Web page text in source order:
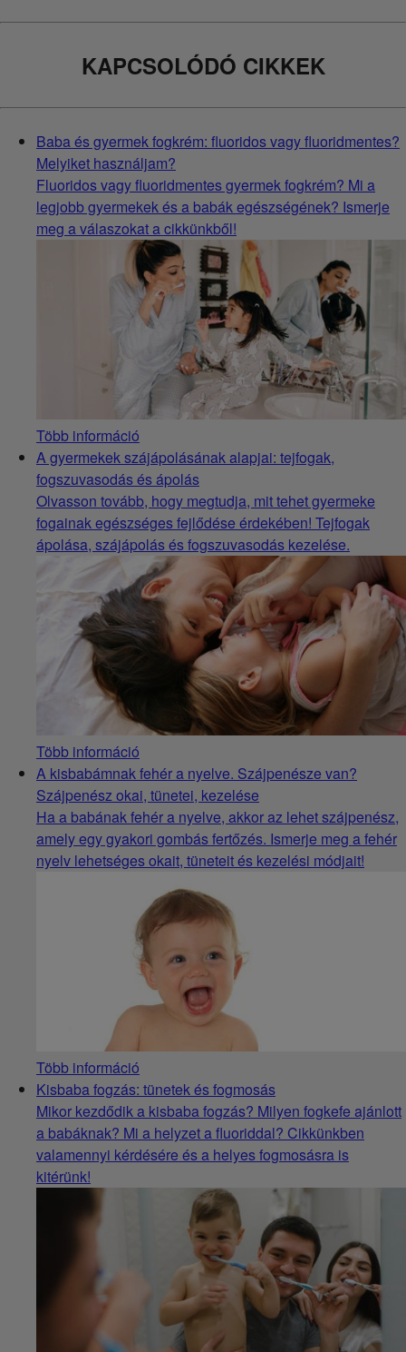
KAPCSOLÓDÓ CIKKEK
Baba és gyermek fogkrém: fluoridos vagy fluoridmentes?
Melyiket használjam?
Fluoridos vagy fluoridmentes gyermek fogkrém? Mi a
legjobb gyermekek és a babák egészségének? Ismerje
meg a válaszokat a cikkünkből!
Több információ
A gyermekek szájápolásának alapjai: tejfogak,
fogszuvasodás és ápolás
Olvasson tovább, hogy megtudja, mit tehet gyermeke
fogainak egészséges fejlődése érdekében! Tejfogak
ápolása, szájápolás és fogszuvasodás kezelése.
Több információ
A kisbabámnak fehér a nyelve. Szájpenésze van?
Szájpenész okai, tünetei, kezelése
Ha a babának fehér a nyelve, akkor az lehet szájpenész,
amely egy gyakori gombás fertőzés. Ismerje meg a fehér
nyelv lehetséges okait, tüneteit és kezelési módjait!
Több információ
Kisbaba fogzás: tünetek és fogmosás
Mikor kezdődik a kisbaba fogzás? Milyen fogkefe ajánlott
a babáknak? Mi a helyzet a fluoriddal? Cikkünkben
valamennyi kérdésére és a helyes fogmosásra is
kitérünk!